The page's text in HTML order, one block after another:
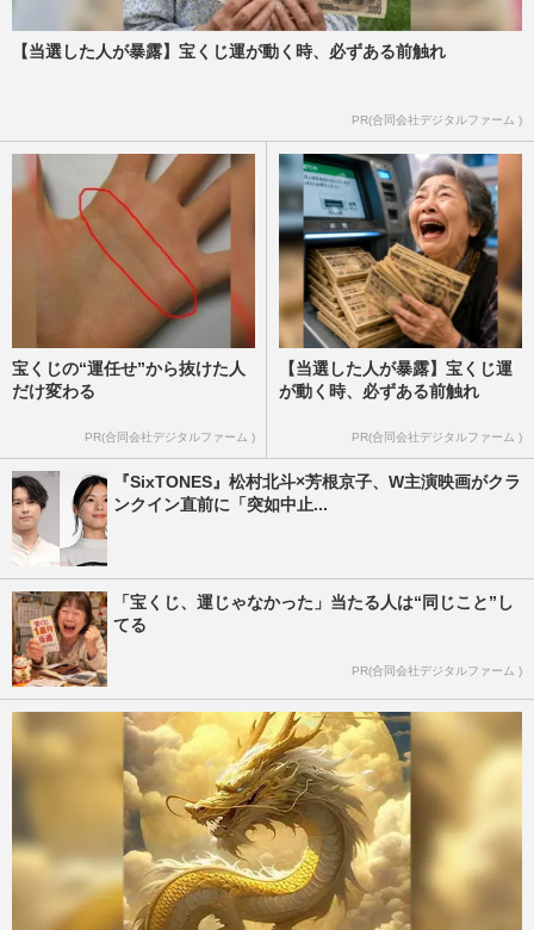
【当選した人が暴露】宝くじ運が動く時、必ずある前触れ
PR(合同会社デジタルファーム )
宝くじの“運任せ”から抜けた人
だけ変わる
PR(合同会社デジタルファーム )
【当選した人が暴露】宝くじ運
が動く時、必ずある前触れ
PR(合同会社デジタルファーム )
『SixTONES』松村北斗×芳根京子、W主演映画がクラ
ンクイン直前に「突如中止...
「宝くじ、運じゃなかった」当たる人は“同じこと”し
てる
PR(合同会社デジタルファーム )